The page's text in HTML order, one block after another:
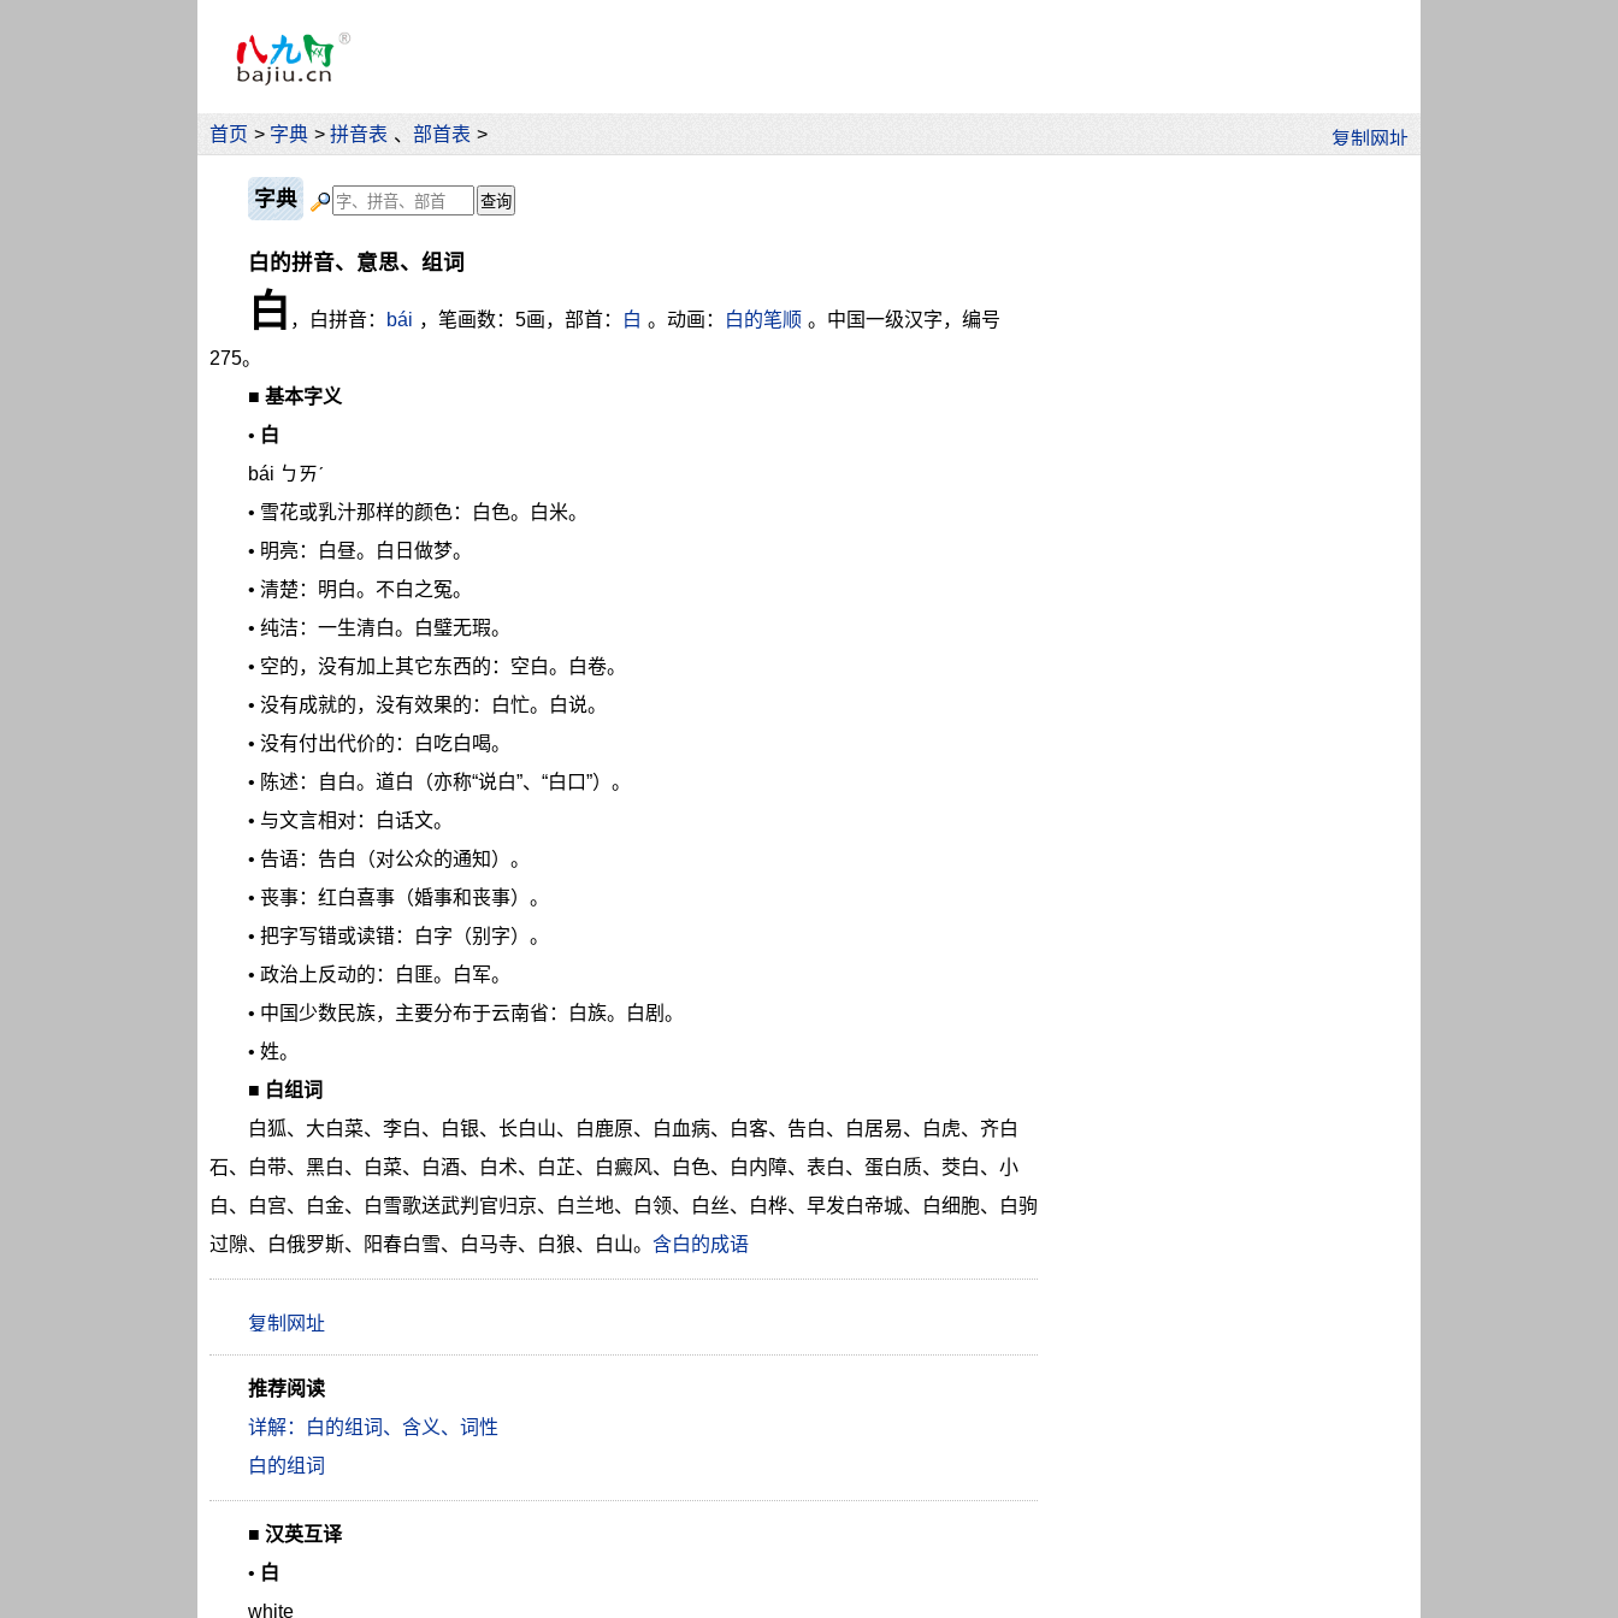
首页 > 字典 > 拼音表 、 部首表 >
字典
白的拼音、意思、组词
白 ，白拼音： bái ，笔画数：5画，部首： 白 。动画： 白的笔顺 。中国一级汉字，编号
275。
■ 基本字义
• 白
bái ㄅㄞˊ
• 雪花或乳汁那样的颜色：白色。白米。
• 明亮：白昼。白日做梦。
• 清楚：明白。不白之冤。
• 纯洁：一生清白。白璧无瑕。
• 空的，没有加上其它东西的：空白。白卷。
• 没有成就的，没有效果的：白忙。白说。
• 没有付出代价的：白吃白喝。
• 陈述：自白。道白（亦称“说白”、“白口”）。
• 与文言相对：白话文。
• 告语：告白（对公众的通知）。
• 丧事：红白喜事（婚事和丧事）。
• 把字写错或读错：白字（别字）。
• 政治上反动的：白匪。白军。
• 中国少数民族，主要分布于云南省：白族。白剧。
• 姓。
■ 白组词
白狐、大白菜、李白、白银、长白山、白鹿原、白血病、白客、告白、白居易、白虎、齐白
石、白带、黑白、白菜、白酒、白术、白芷、白癜风、白色、白内障、表白、蛋白质、茭白、小
白、白宫、白金、白雪歌送武判官归京、白兰地、白领、白丝、白桦、早发白帝城、白细胞、白驹
过隙、白俄罗斯、阳春白雪、白马寺、白狼、白山。 含白的成语
推荐阅读
详解：白的组词、含义、词性
白的组词
■ 汉英互译
• 白
white